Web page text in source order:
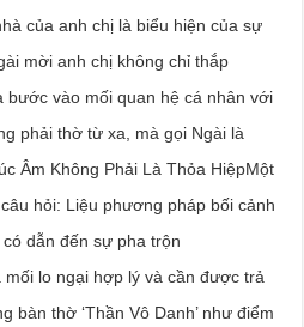
của anh chị là biểu hiện của sự
mời anh chị không chỉ thắp
vào mối quan hệ cá nhân với
phải thờ từ xa, mà gọi Ngài là
Âm Không Phải Là Thỏa HiệpMột
hỏi: Liệu phương pháp bối cảnh
dẫn đến sự pha trộn
lo ngại hợp lý và cần được trả
bàn thờ ‘Thần Vô Danh’ như điểm